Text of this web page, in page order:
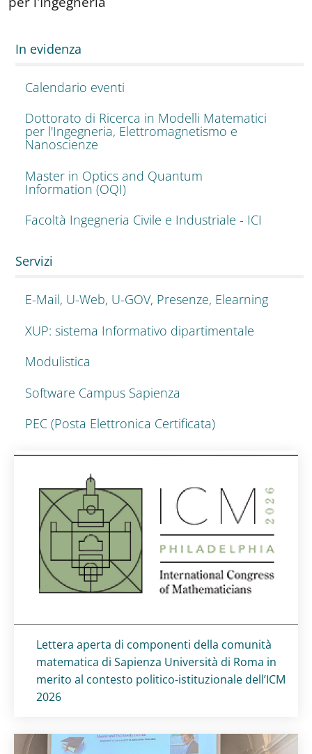
In evidenza
Calendario eventi
Dottorato di Ricerca in Modelli Matematici
per l'Ingegneria, Elettromagnetismo e
Nanoscienze
Master in Optics and Quantum
Information (OQI)
Facoltà Ingegneria Civile e Industriale - ICI
Servizi
E-Mail, U-Web, U-GOV, Presenze, Elearning
XUP: sistema Informativo dipartimentale
Modulistica
Software Campus Sapienza
PEC (Posta Elettronica Certificata)
Titolo card:
Lettera aperta di componenti della comunità
matematica di Sapienza Università di Roma in
merito al contesto politico-istituzionale dell’ICM
2026